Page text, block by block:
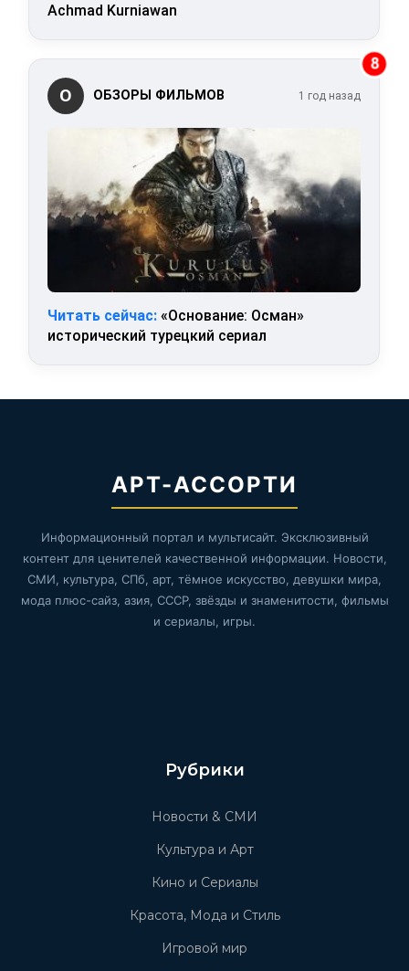
Achmad Kurniawan
8
О ОБЗОРЫ ФИЛЬМОВ 1 год назад
Читать сейчас: «Основание: Осман»
исторический турецкий сериал
АРТ-АССОРТИ
Информационный портал и мультисайт. Эксклюзивный
контент для ценителей качественной информации. Новости,
СМИ, культура, СПб, арт, тёмное искусство, девушки мира,
мода плюс-сайз, азия, СССР, звёзды и знаменитости, фильмы
и сериалы, игры.
Рубрики
Новости & СМИ
Культура и Арт
Кино и Сериалы
Красота, Мода и Стиль
Игровой мир